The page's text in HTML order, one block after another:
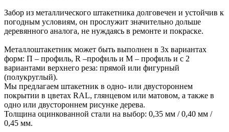
Забор из металлического штакетника долговечен и устойчив к
погодным условиям, он прослужит значительно дольше
деревянного аналога, не нуждаясь в ремонте и покраске.
Металлоштакетник может быть выполнен в 3х вариантах
форм: П – профиль, R –профиль и М – профиль и с 2
вариантами верхнего реза: прямой или фигурный
(полукруглый).
Мы предлагаем штакетник в одно- или двустороннем
покрытии в цветах RAL, глянцевом или матовом, а также в
одно или двустороннем рисунке дерева.
Толщина оцинкованной стали на выбор: 0,35 мм / 0,40 мм /
0,45 мм.